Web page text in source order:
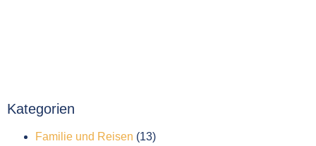
Kategorien
Familie und Reisen (13)